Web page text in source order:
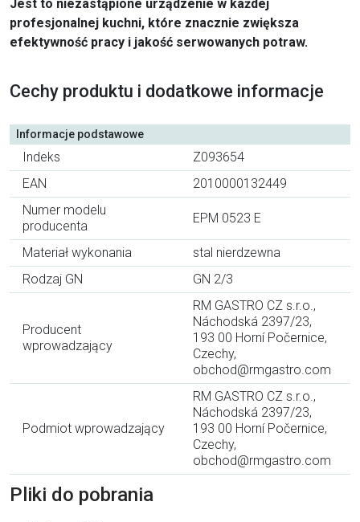
Jest to niezastąpione urządzenie w każdej
profesjonalnej kuchni, które znacznie zwiększa
efektywność pracy i jakość serwowanych potraw.
Cechy produktu i dodatkowe informacje
Informacje podstawowe
Indeks
Z093654
EAN
2010000132449
Numer modelu
producenta
EPM 0523 E
Materiał wykonania
stal nierdzewna
Rodzaj GN
GN 2/3
Producent
wprowadzający
RM GASTRO CZ s.r.o.,
Náchodská 2397/23,
193 00 Horní Počernice,
Czechy,
obchod@rmgastro.com
Podmiot wprowadzający
RM GASTRO CZ s.r.o.,
Náchodská 2397/23,
193 00 Horní Počernice,
Czechy,
obchod@rmgastro.com
Pliki do pobrania